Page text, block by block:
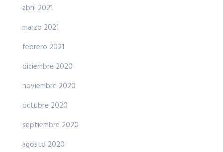
abril 2021
marzo 2021
febrero 2021
diciembre 2020
noviembre 2020
octubre 2020
septiembre 2020
agosto 2020